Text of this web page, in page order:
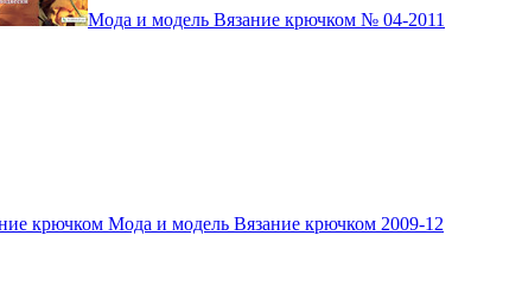
Мода и модель Вязание крючком № 04-2011
крючком Мода и модель Вязание крючком 2009-12